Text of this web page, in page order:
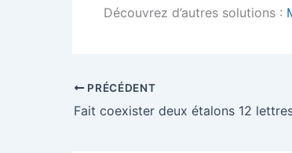
Découvrez d’autres solutions :
PRÉCÉDENT
Fait coexister deux étalons 12